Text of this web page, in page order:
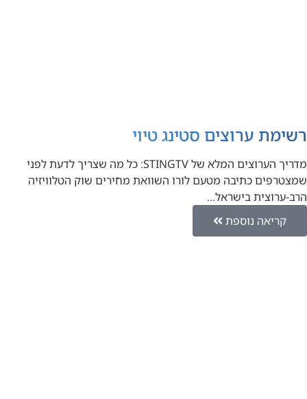
רשימת ערוצים סטינג טיוי
מדריך הערוצים המלא של STINGTV: כל מה שצריך לדעת לפני
שמצטרפים כתיבה מטעם לורו השוואת מחירים שוק הטלוויזיה
הרב-ערוצית בישראל…
קריאה נוספת